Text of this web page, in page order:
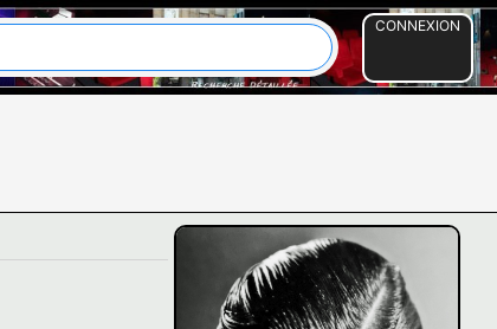
CONNEXION